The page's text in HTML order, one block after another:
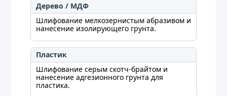
Дерево / МДФ
Шлифование мелкозернистым абразивом и
нанесение изолирующего грунта.
Пластик
Шлифование серым скотч-брайтом и
нанесение адгезионного грунта для
пластика.